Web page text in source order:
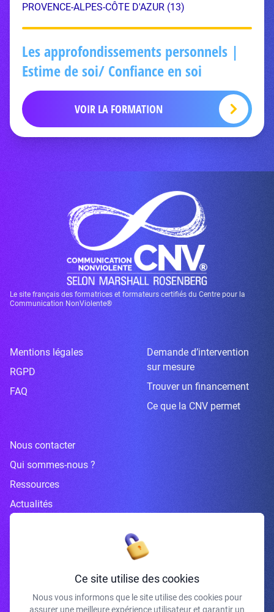
PROVENCE-ALPES-CÔTE D'AZUR (13)
Les approfondissements personnels |
Estime de soi/ Confiance en soi
VOIR LA FORMATION
Le site français des formatrices et formateurs certifiés du Centre pour la
Communication NonViolente®
Mentions légales
RGPD
FAQ
Demande d’intervention
sur mesure
Trouver un financement
Ce que la CNV permet
Nous contacter
Qui sommes-nous ?
Ressources
Actualités
Inscrivez-vous à la newsletter
Ce site utilise des cookies
Nous vous informons que le site utilise des cookies pour
assurer une meilleure expérience utilisateur et garantir un